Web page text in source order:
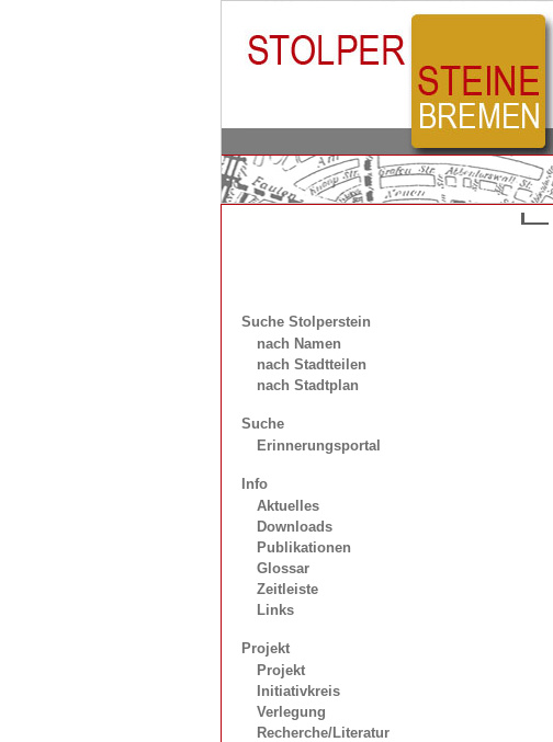
Suche Stolperstein
nach Namen
nach Stadtteilen
nach Stadtplan
Suche
Erinnerungsportal
Info
Aktuelles
Downloads
Publikationen
Glossar
Zeitleiste
Links
Projekt
Projekt
Initiativkreis
Verlegung
Recherche/Literatur